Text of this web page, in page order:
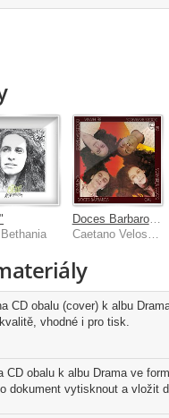
Doces Barbaros 2
CD obalu (cover) k albu
vhodné i pro tisk.
CD obalu k albu Drama ve
dokument vytisknout a vložit